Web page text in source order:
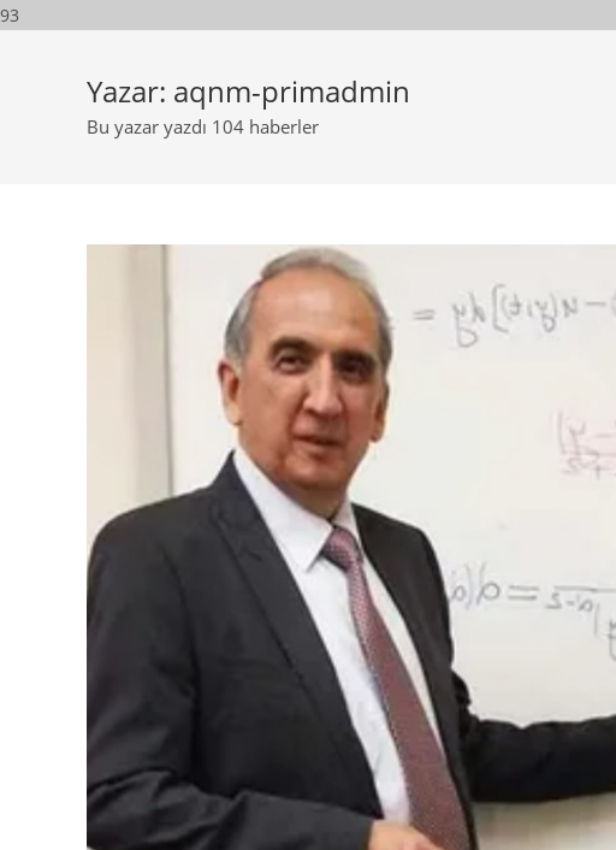
93
Yazar: aqnm-primadmin
Bu yazar yazdı 104 haberler